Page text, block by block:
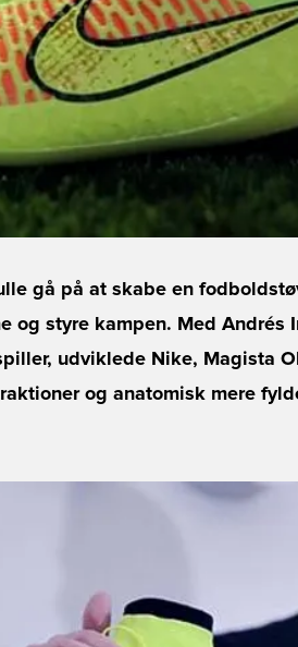
gå på at skabe en
og styre kampen. Med Andrés
udviklede Nike, Magista
og anatomisk mere